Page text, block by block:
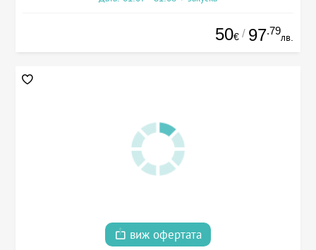
50€ / 97.79
лв.
виж офертата